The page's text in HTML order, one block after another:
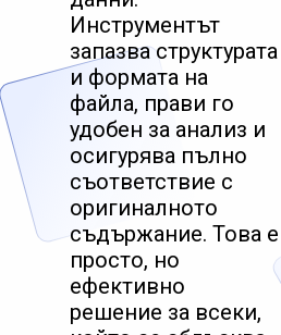
Инструментът
запазва структурата
и формата на
файла, прави го
удобен за анализ и
осигурява пълно
съответствие с
оригиналното
съдържание. Това е
просто, но
ефективно
решение за всеки,